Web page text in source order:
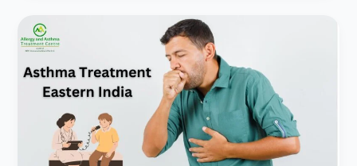
Best
Asthma
in
Eastern
India